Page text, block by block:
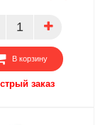
ПАРТНЕР
В корзину
заказ